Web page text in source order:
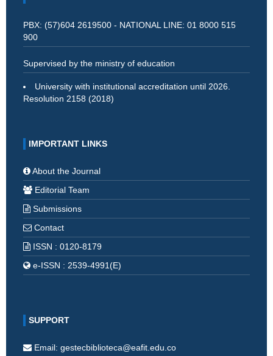
PBX: (57)604 2619500 - NATIONAL LINE: 01 8000 515
900
Supervised by the ministry of education
University with institutional accreditation until 2026.
Resolution 2158 (2018)
IMPORTANT LINKS
About the Journal
Editorial Team
Submissions
Contact
ISSN : 0120-8179
e-ISSN : 2539-4991(E)
SUPPORT
Email: gestecbiblioteca@eafit.edu.co